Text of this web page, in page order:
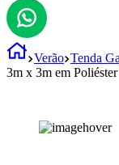
Verão Tenda
3m x 3m em